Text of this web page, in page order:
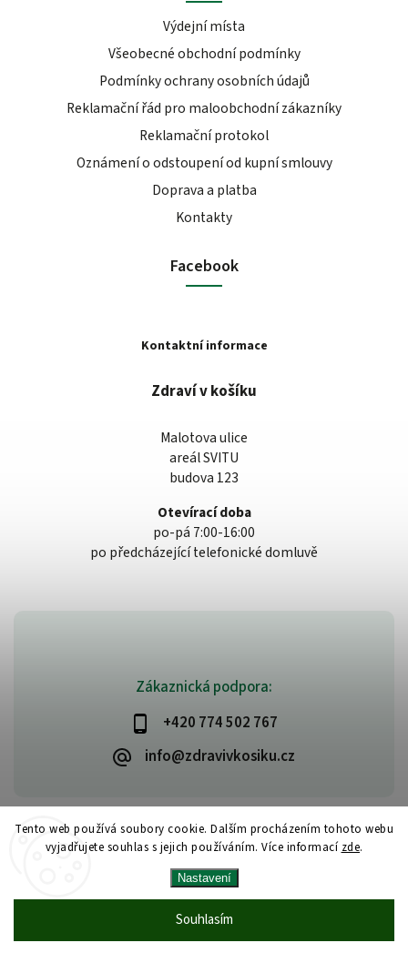
Tento web používá soubory cookie. Dalším procházením tohoto webu
vyjadřujete souhlas s jejich používáním. Více informací zde.
Nastavení
Souhlasím
Zákaznická podpora:
+420 774 502 767
info@zdravivkosiku.cz
Výdejní místa
Všeobecné obchodní podmínky
Podmínky ochrany osobních údajů
Reklamační řád pro maloobchodní zákazníky
Reklamační protokol
Oznámení o odstoupení od kupní smlouvy
Doprava a platba
Kontakty
Facebook
Kontaktní informace
Zdraví v košíku
Malotova ulice
areál SVITU
budova 123
Otevírací doba
po-pá 7:00-16:00
po předcházející telefonické domluvě
www.zdravivkosiku.cz
Upravit nastavení cookies
VytvořilShoptet | Design